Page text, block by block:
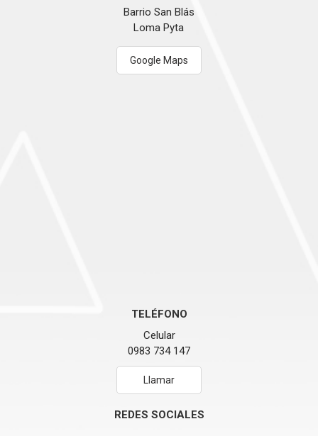
Barrio San Blás
Loma Pyta
Google Maps
TELÉFONO
Celular
0983 734 147
Llamar
REDES SOCIALES